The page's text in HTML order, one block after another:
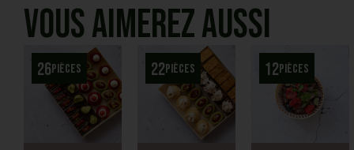
Vous aimerez aussi
26pièces 22pièces 12pièces